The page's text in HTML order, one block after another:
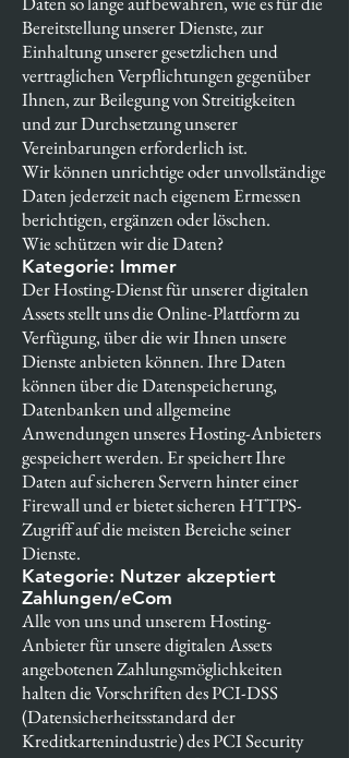
Bereitstellung unserer Dienste, zur
Einhaltung unserer gesetzlichen und
vertraglichen Verpflichtungen gegenüber
Ihnen, zur Beilegung von Streitigkeiten
und zur Durchsetzung unserer
Vereinbarungen erforderlich ist.
Wir können unrichtige oder unvollständige
Daten jederzeit nach eigenem Ermessen
berichtigen, ergänzen oder löschen.
Wie schützen wir die Daten?
Kategorie: Immer
Der Hosting-Dienst für unserer digitalen
Assets stellt uns die Online-Plattform zu
Verfügung, über die wir Ihnen unsere
Dienste anbieten können. Ihre Daten
können über die Datenspeicherung,
Datenbanken und allgemeine
Anwendungen unseres Hosting-Anbieters
gespeichert werden. Er speichert Ihre
Daten auf sicheren Servern hinter einer
Firewall und er bietet sicheren HTTPS-
Zugriff auf die meisten Bereiche seiner
Dienste.
Kategorie: Nutzer akzeptiert
Zahlungen/eCom
Alle von uns und unserem Hosting-
Anbieter für unsere digitalen Assets
angebotenen Zahlungsmöglichkeiten
halten die Vorschriften des PCI-DSS
(Datensicherheitsstandard der
Kreditkartenindustrie) des PCI Security